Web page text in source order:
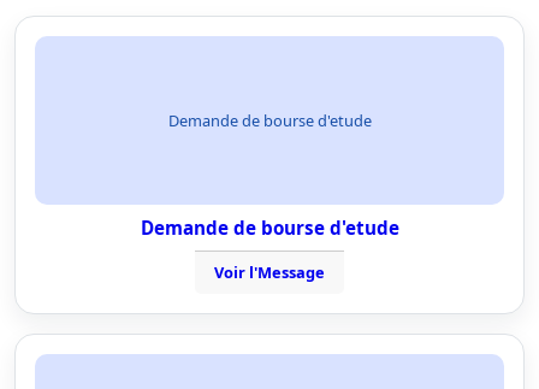
Demande de bourse d'etude
Demande de bourse d'etude
Voir l'Message